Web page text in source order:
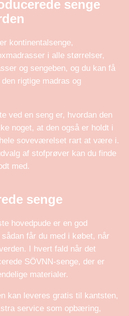
senge
kontinentalsenge,
i alle størrelser,
og sengeben, og du kan få
rigtige madras og
ved en seng er, hvordan den
noget, at den også er holdt i
soveværelset rart at være i.
af stofprøver kan du finde
med.
senge
hovedpude er en god
får du med i købet, når
I hvert fald når det
SÖVNN-senge, der er
materialer.
kan leveres gratis til kantsten,
service som opbæring,